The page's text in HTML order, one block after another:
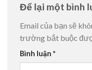
Để lại một bình
Email của bạn sẽ
trường bắt buộc
Bình luận *